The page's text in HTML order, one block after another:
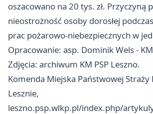
oszacowano na 20 tys. zł. Przyczyną
nieostrożność osoby dorosłej
prac pożarowo-niebezpiecznych w
Opracowanie: asp. Dominik Wels -
Zdjęcia: archiwum KM PSP Leszno.
Komenda Miejska Państwowej Straży
Lesznie,
leszno.psp.wlkp.pl/index.php/